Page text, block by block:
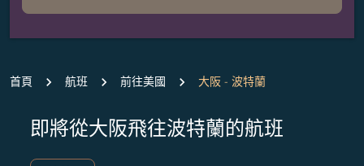
首頁 航班 前往美國 大阪 - 波特蘭
即將從大阪飛往波特蘭的航班
無符合您設定條件的票價，請調整篩選條件。